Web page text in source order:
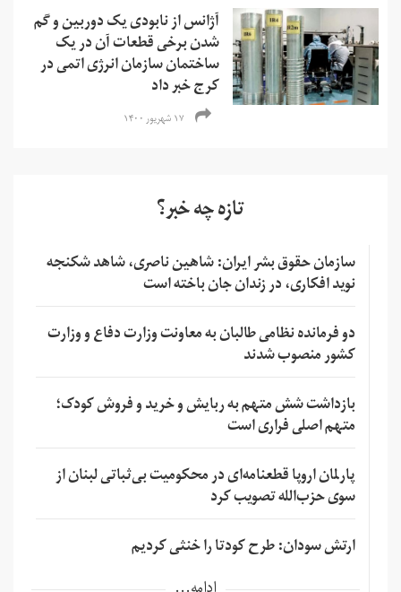
آژانس از نابودی یک دوربین و گم
شدن برخی قطعات آن در یک
ساختمان سازمان انرژی اتمی در
کرج خبر داد
۱۷ شهریور ۱۴۰۰
تازه چه خبر؟
سازمان حقوق بشر ایران: شاهین ناصری، شاهد شکنجه
نوید افکاری، در زندان جان باخته است
دو فرمانده نظامی طالبان به معاونت وزارت دفاع و وزارت
کشور منصوب شدند
بازداشت شش متهم به ربایش و خرید و فروش کودک؛
متهم اصلی فراری است
پارلمان اروپا قطعنامه‌ای در محکومیت بی‌ثباتی لبنان از
سوی حزب‌الله تصویب کرد
ارتش سودان: طرح کودتا را خنثی کردیم